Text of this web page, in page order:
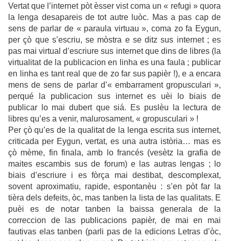
Vertat que l’internet pòt èsser vist coma un « refugi » quora
la lenga desapareis de tot autre luòc. Mas a pas cap de
sens de parlar de « paraula virtuau », coma zo fa Eygun,
per çò que s’escriu, se mòstra e se ditz sus internet ; es
pas mai virtual d’escriure sus internet que dins de libres (la
virtualitat de la publicacion en linha es una faula ; publicar
en linha es tant real que de zo far sus papièr !), e a encara
mens de sens de parlar d’« embarrament gropusculari »,
perqué la publicacion sus internet es uèi lo biais de
publicar lo mai dubert que siá. Es puslèu la lectura de
libres qu’es a venir, malurosament, « gropusculari » !
Per çò qu’es de la qualitat de la lenga escrita sus internet,
criticada per Eygun, vertat, es una autra istòria… mas es
çò mème, fin finala, amb lo francés (vesètz la grafia de
maites escambis sus de forum) e las autras lengas ; lo
biais d’escriure i es fòrça mai destibat, descomplexat,
sovent aproximatiu, rapide, espontanèu : s’en pòt far la
tièra dels defeits, òc, mas tanben la lista de las qualitats. E
puèi es de notar tanben la baissa generala de la
correccion de las publicacions papièr, de mai en mai
fautivas elas tanben (parli pas de la edicions Letras d’òc,